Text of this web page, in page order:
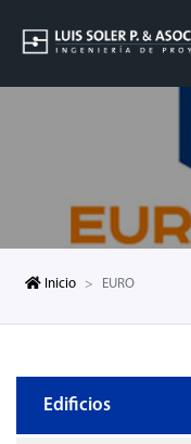
Inicio EURO
Edificios